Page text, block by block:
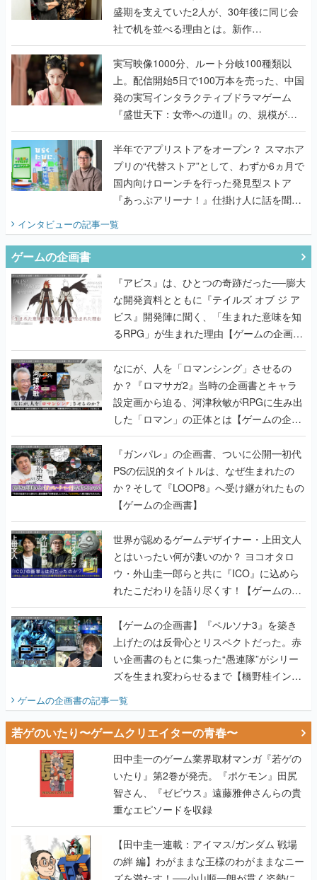
盛期を支えていた2人が、30年後に同じ会
社で机を並べる理由とは。新作
『TATSUJIN EXTREME』で初タッグを組
んだレジェンド2人に訊く開発秘話
実写映像1000分、ルート分岐100種類以
上。配信開始5日で100万本を売った、中国
発の実写インタラクティブドラマゲーム
『盛世天下：女帝への道II』の、規模が違
うこだわりをプロデューサーに聞いた
半年でアプリストアをオープン？ スマホア
プリの“代替ストア”として、わずか6ヵ月で
国内向けローンチを行った発見型ストア
『あっぷアリーナ！』仕掛け人に話を聞い
インタビューの記事一覧
ゲームの企画書
『アビス』は、ひとつの奇跡だった──膨大
な開発資料とともに『テイルズ オブ ジ ア
ビス』開発陣に聞く、「生まれた意味を知
るRPG」が生まれた理由【ゲームの企画
書】
なにが、人を「ロマンシング」させるの
か？『ロマサガ2』当時の企画書とキャラ
設定画から迫る、河津秋敏がRPGに生み出
した「ロマン」の正体とは【ゲームの企画
書】
『ガンパレ』の企画書、ついに公開━初代
PSの伝説的タイトルは、なぜ生まれたの
か？そして『LOOP8』へ受け継がれたもの
【ゲームの企画書】
世界が認めるゲームデザイナー・上田文人
とはいったい何が凄いのか？ ヨコオタロ
ウ・外山圭一郎らと共に『ICO』に込めら
れたこだわりを語り尽くす！【ゲームの企
画書】
【ゲームの企画書】『ペルソナ3』を築き
上げたのは反骨心とリスペクトだった。赤
い企画書のもとに集った“愚連隊”がシリー
ズを生まれ変わらせるまで【橋野桂インタ
ゲームの企画書の記事一覧
若ゲのいたり〜ゲームクリエイターの青春〜
田中圭一のゲーム業界取材マンガ『若ゲの
いたり』第2巻が発売。『ポケモン』田尻
智さん、『ゼビウス』遠藤雅伸さんらの貴
重なエピソードを収録
【田中圭一連載：アイマス/ガンダム 戦場
の絆 編】わがままな王様のわがままなニー